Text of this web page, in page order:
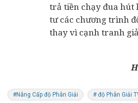
trả tiền chạy đua hút
tư các chương trình
thay vì cạnh tranh
#Nâng Cấp độ Phân Giải # độ Phân Giải